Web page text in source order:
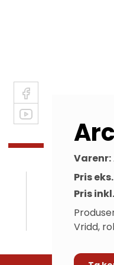
Varenr:
Pris
Pris
Vridd,